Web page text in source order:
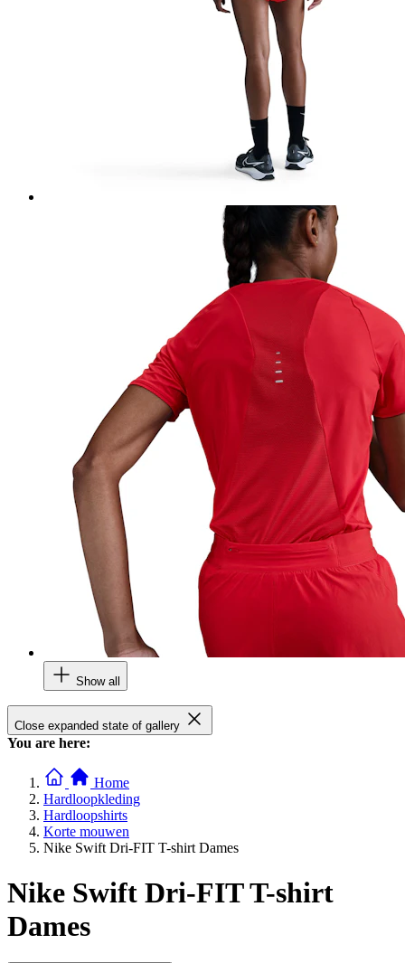
Show all
Close expanded state of gallery
You are here:
Home
Hardloopkleding
Hardloopshirts
Korte mouwen
Nike Swift Dri-FIT T-shirt Dames
Nike Swift Dri-FIT T-shirt
Dames